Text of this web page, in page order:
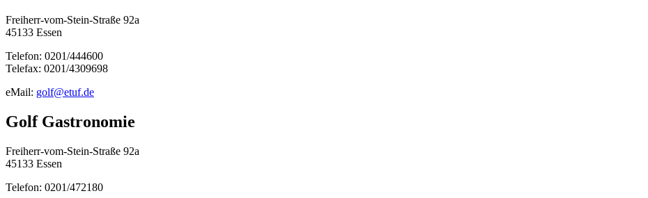
Freiherr-vom-Stein-Straße 92a
45133 Essen
Telefon: 0201/444600
Telefax: 0201/4309698
eMail: golf@etuf.de
Golf Gastronomie
Freiherr-vom-Stein-Straße 92a
45133 Essen
Telefon: 0201/472180